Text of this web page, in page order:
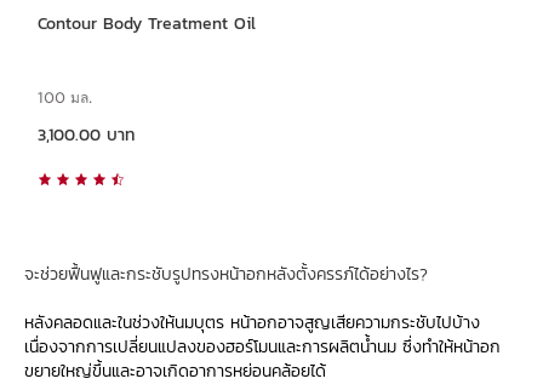
Contour Body Treatment Oil
100 มล.
3,100.00 บาท
จะช่วยฟื้นฟูและกระชับรูปทรงหน้าอกหลังตั้งครรภ์ได้อย่างไร?
หลังคลอดและในช่วงให้นมบุตร หน้าอกอาจสูญเสียความกระชับไปบ้าง
เนื่องจากการเปลี่ยนแปลงของฮอร์โมนและการผลิตน้ำนม ซึ่งทำให้หน้าอก
ขยายใหญ่ขึ้นและอาจเกิดอาการหย่อนคล้อยได้